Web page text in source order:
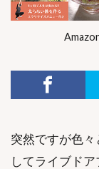
突然ですが色
してライブド